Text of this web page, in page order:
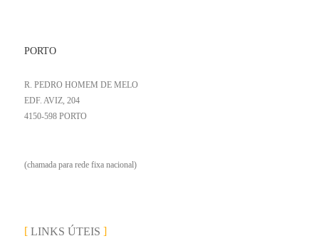
PORTO
R. PEDRO HOMEM DE MELO
EDF. AVIZ, 204
4150-598 PORTO
(chamada para rede fixa nacional)
LINKS ÚTEIS